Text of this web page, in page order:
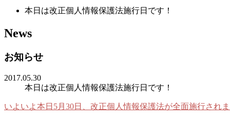
本日は改正個人情報保護法施行日です！
News
お知らせ
2017.05.30
本日は改正個人情報保護法施行日です！
いよいよ本日5月30日、改正個人情報保護法が全面施行され